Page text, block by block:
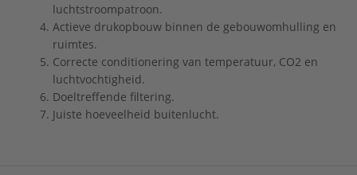
luchtstroompatroon.
Actieve drukopbouw binnen de gebouwomhulling en
ruimtes.
Correcte conditionering van temperatuur, CO2 en
luchtvochtigheid.
Doeltreffende filtering.
Juiste hoeveelheid buitenlucht.